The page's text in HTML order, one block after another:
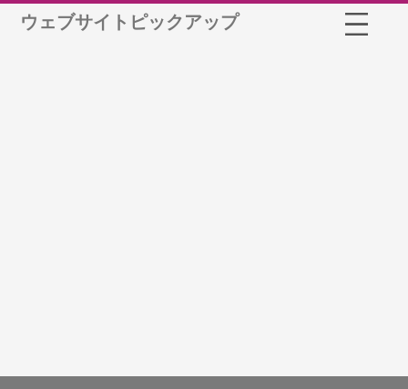
ウェブサイトピックアップ